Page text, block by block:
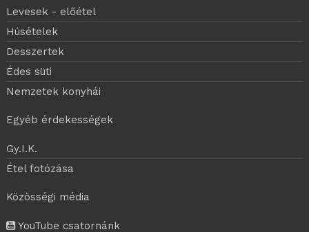
Levesek - előétel
Húsételek
Desszertek
Édes süti
Nemzetek konyhái
Egyéb érdekességek
Gy.I.K.
Étel fotózása
Közösségi média
YouTube csatornánk